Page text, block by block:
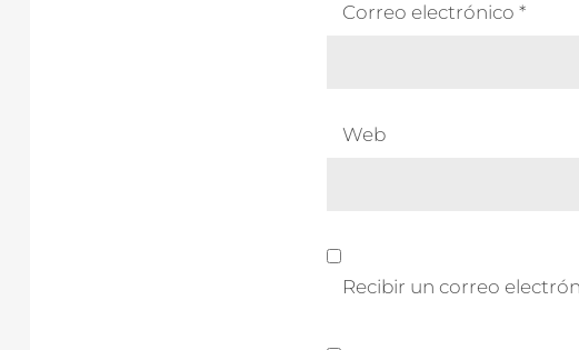
Correo electrónico *
Web
Recibir un correo